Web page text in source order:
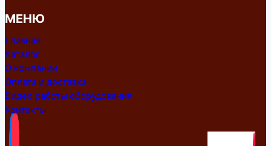
МЕНЮ
Главная
Каталог
О компании
Оплата и доставка
Видео работы оборудования
Контакты